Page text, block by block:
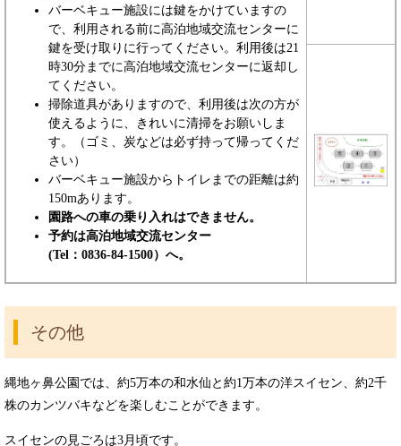
バーベキュー施設には鍵をかけていますの
で、利用される前に高泊地域交流センターに
鍵を受け取りに行ってください。利用後は21
時30分までに高泊地域交流センターに返却し
てください。
掃除道具がありますので、利用後は次の方が
使えるように、きれいに清掃をお願いしま
す。（ゴミ、炭などは必ず持って帰ってくだ
さい）
バーベキュー施設からトイレまでの距離は約
150mあります。
園路への車の乗り入れはできません。
予約は高泊地域交流センター
(Tel：0836-84-1500）へ。
その他
縄地ヶ鼻公園では、約5万本の和水仙と約1万本の洋スイセン、約2千
株のカンツバキなどを楽しむことができます。
スイセンの見ごろは3月頃です。